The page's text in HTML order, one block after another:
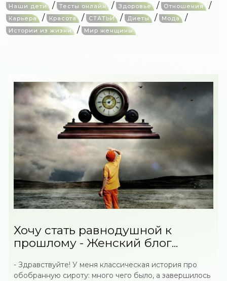
Наши дети / Тесты онлайн / Здоровье / Отношения /
Карьера / Красота / СТАТЬИ / Диеты / Мода /
Истории из жизни / Мир женщины
Хочу стать равнодушной к
прошлому - Женский блог...
- Здравствуйте! У меня классическая история про
обобранную сироту: много чего было, а завершилось